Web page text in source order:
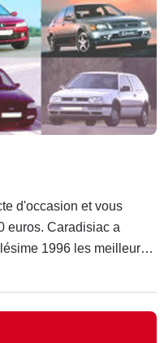
d'occasion et vous
euros. Caradisiac a
1996 les meilleurs
Grâce à nos conseils,
les bonnes affaires.